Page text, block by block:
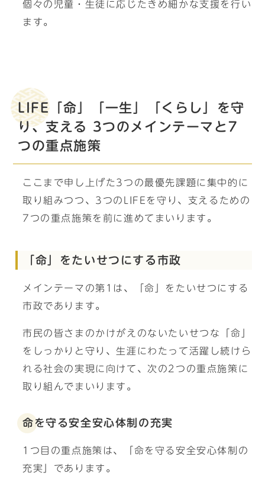
個々の児童・生徒に応じたきめ細かな支援を行い
ます。
LIFE「命」「一生」「くらし」を守
り、支える 3つのメインテーマと7
つの重点施策
ここまで申し上げた3つの最優先課題に集中的に
取り組みつつ、3つのLIFEを守り、支えるための
7つの重点施策を前に進めてまいります。
「命」をたいせつにする市政
メインテーマの第1は、「命」をたいせつにする
市政であります。
市民の皆さまのかけがえのないたいせつな「命」
をしっかりと守り、生涯にわたって活躍し続けら
れる社会の実現に向けて、次の2つの重点施策に
取り組んでまいります。
命を守る安全安心体制の充実
1つ目の重点施策は、「命を守る安全安心体制の
充実」であります。